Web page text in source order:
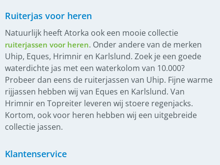
Ruiterjas voor heren
Natuurlijk heeft Atorka ook een mooie collectie
ruiterjassen voor heren. Onder andere van de merken
Uhip, Eques, Hrimnir en Karlslund. Zoek je een goede
waterdichte jas met een waterkolom van 10.000?
Probeer dan eens de ruiterjassen van Uhip. Fijne warme
rijjassen hebben wij van Eques en Karlslund. Van
Hrimnir en Topreiter leveren wij stoere regenjacks.
Kortom, ook voor heren hebben wij een uitgebreide
collectie jassen.
Klantenservice